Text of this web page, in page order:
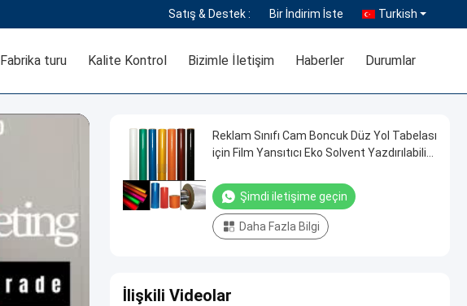
Satış & Destek : Bir İndirim İste Turkish
Fabrika turu Kalite Kontrol Bizimle İletişim Haberler Durumlar
Reklam Sınıfı Cam Boncuk Düz Yol Tabelası
için Film Yansıtıcı Eko Solvent Yazdırılabilir
Şimdi iletişime geçin
Daha Fazla Bilgi
İlişkili Videolar